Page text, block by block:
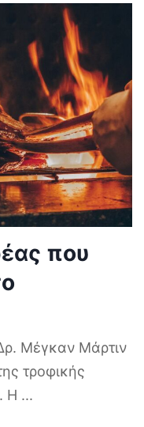
που
Μέγκαν Μάρτιν
τροφικής
Η ...